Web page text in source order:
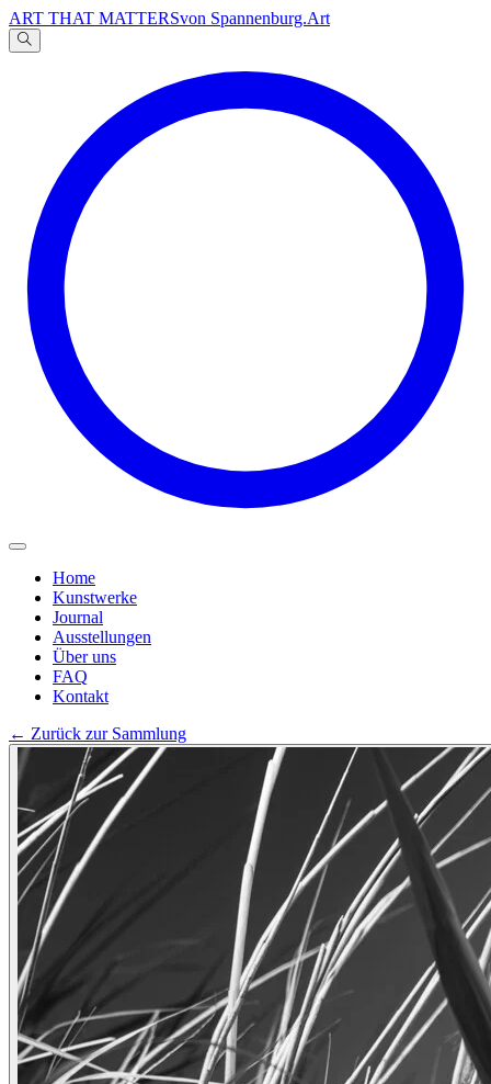
ART THAT MATTERSvon Spannenburg.Art
文
Home
Kunstwerke
Journal
Ausstellungen
Über uns
FAQ
Kontakt
← Zurück zur Sammlung